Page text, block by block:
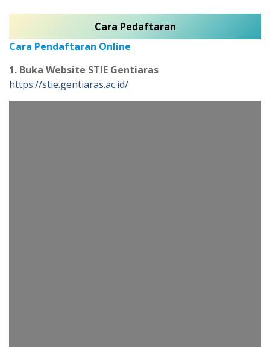
Cara Pedaftaran
Cara Pendaftaran Online
1. Buka Website STIE Gentiaras
https://stie.gentiaras.ac.id/